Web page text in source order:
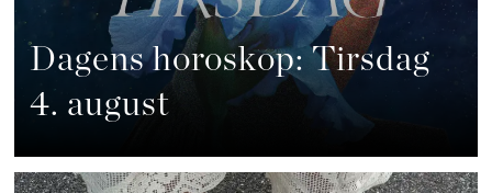
Dagens horoskop: Tirsdag
4. august